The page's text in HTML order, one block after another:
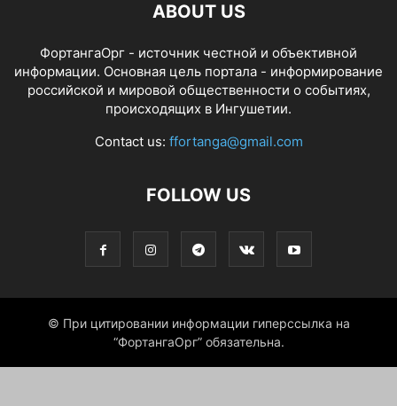
ABOUT US
ФортангаОрг - источник честной и объективной
информации. Основная цель портала - информирование
российской и мировой общественности о событиях,
происходящих в Ингушетии.
Contact us: ffortanga@gmail.com
FOLLOW US
© При цитировании информации гиперссылка на
“ФортангаОрг” обязательна.